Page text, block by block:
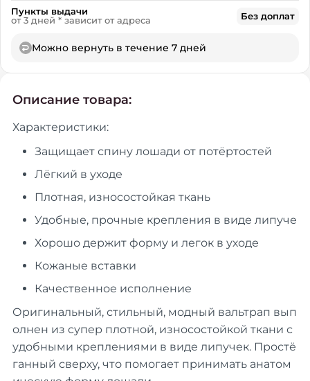
Пункты выдачи
от 3 дней * зависит от адреса
Без доплат
Можно вернуть в течение 7 дней
Описание товара:
Характеристики:
Защищает спину лошади от потёртостей
Лёгкий в уходе
Плотная, износостойкая ткань
Удобные, прочные крепления в виде липуче
Хорошо держит форму и легок в уходе
Кожаные вставки
Качественное исполнение
Оригинальный, стильный, модный вальтрап вып
олнен из супер плотной, износостойкой ткани с
удобными креплениями в виде липучек. Простё
ганный сверху, что помогает принимать анатом